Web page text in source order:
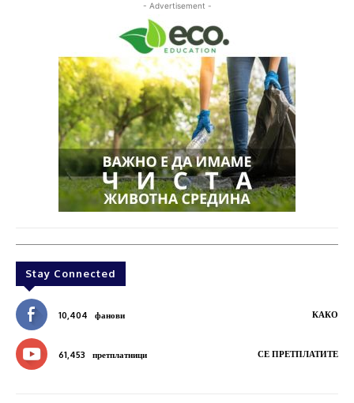
- Advertisement -
Stay Connected
10,404 фанови КАКО
61,453 претплатници СЕ ПРЕТПЛАТИТЕ